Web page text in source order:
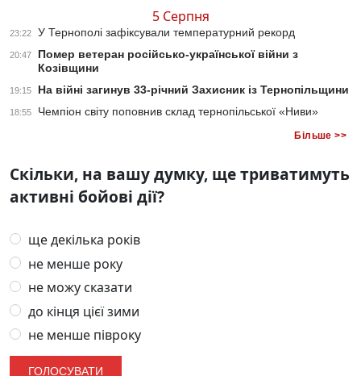
5 Серпня
23:22 У Тернополі зафіксували температурний рекорд
20:47
Помер ветеран російсько-української війни з
Козівщини
19:15 На війні загинув 33-річний Захисник із Тернопільщини
18:55 Чемпіон світу поповнив склад тернопільської «Ниви»
Більше >>
Скільки, на вашу думку, ще триватимуть
активні бойові дії?
ще декілька років
не менше року
не можу сказати
до кінця цієї зими
не менше півроку